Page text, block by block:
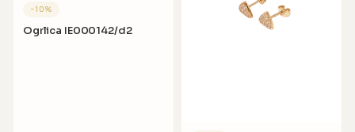
−10%
Ogrlica IE000142/d2